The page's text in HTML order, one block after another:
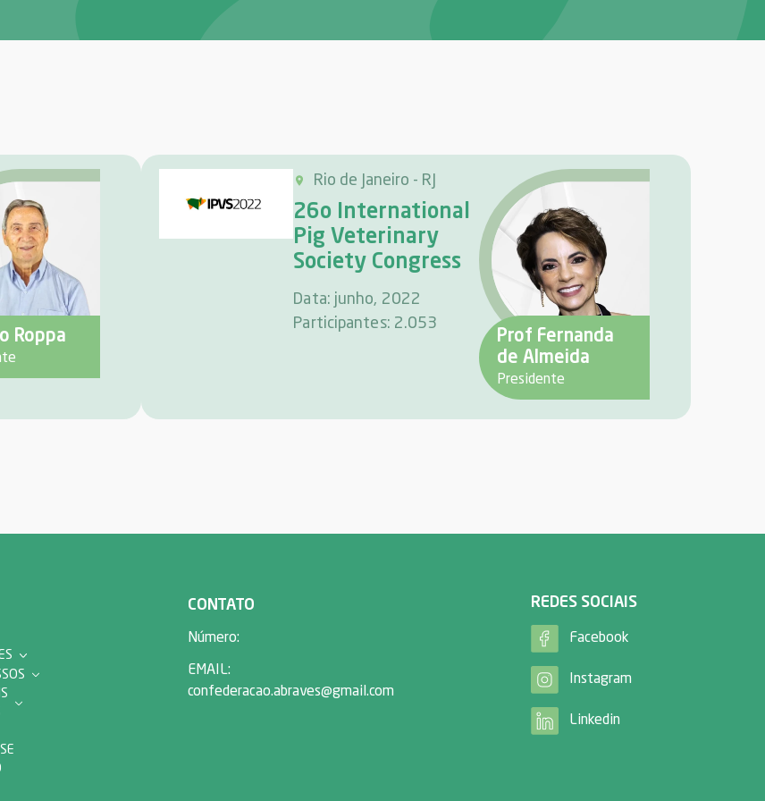
Roppa
Rio de Janeiro - RJ
26o International
Pig Veterinary
Society Congress
Data: junho, 2022
Participantes: 2.053
Prof Fernanda
de Almeida
Presidente
CONTATO
Número:
EMAIL:
confederacao.abraves@gmail.com
REDES SOCIAIS
Facebook
Instagram
Linkedin